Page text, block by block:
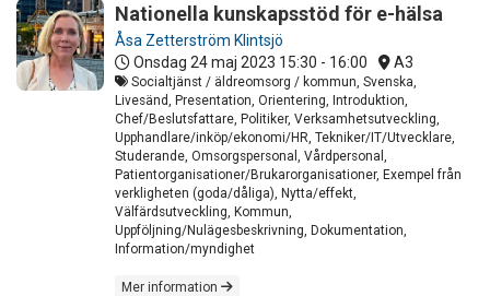
Nationella kunskapsstöd för e-hälsa
Åsa Zetterström Klintsjö
Onsdag 24 maj 2023 15:30 - 16:00 A3
Socialtjänst / äldreomsorg / kommun, Svenska,
Livesänd, Presentation, Orientering, Introduktion,
Chef/Beslutsfattare, Politiker, Verksamhetsutveckling,
Upphandlare/inköp/ekonomi/HR, Tekniker/IT/Utvecklare,
Studerande, Omsorgspersonal, Vårdpersonal,
Patientorganisationer/Brukarorganisationer, Exempel från
verkligheten (goda/dåliga), Nytta/effekt,
Välfärdsutveckling, Kommun,
Uppföljning/Nulägesbeskrivning, Dokumentation,
Information/myndighet
Mer information